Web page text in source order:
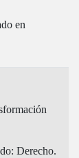
en
Derecho.